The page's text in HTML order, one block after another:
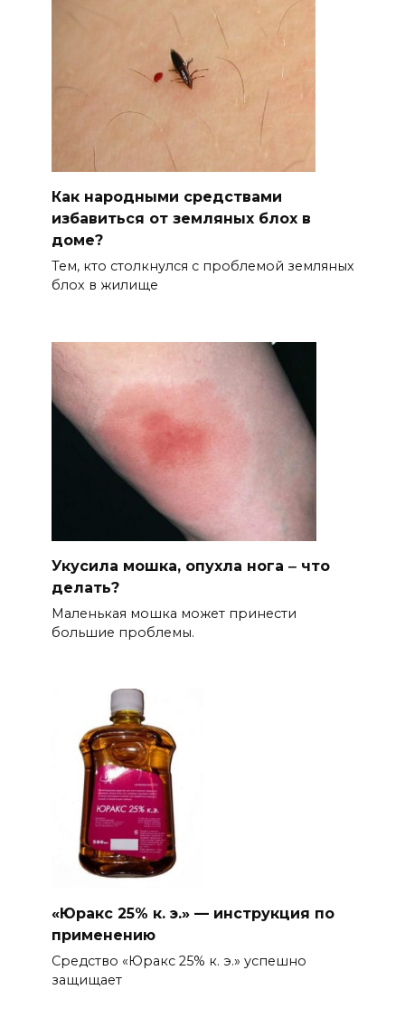
Как народными средствами
избавиться от земляных блох в
доме?
Тем, кто столкнулся с проблемой земляных
блох в жилище
Укусила мошка, опухла нога ‒ что
делать?
Маленькая мошка может принести
большие проблемы.
«Юракс 25% к. э.» — инструкция по
применению
Средство «Юракс 25% к. э.» успешно
защищает